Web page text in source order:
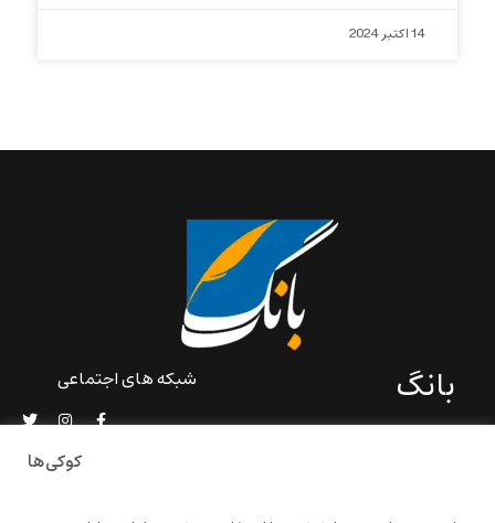
14 اکتبر 2024
بانگ
و امکانات مشترک شخصی
شبکه های اجتماعی
کوکی‌ها